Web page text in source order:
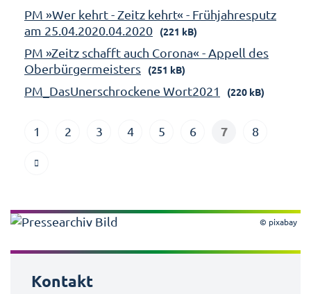
PM »Wer kehrt - Zeitz kehrt« - Frühjahresputz
am 25.04.2020.04.2020
(221 kB)
PM »Zeitz schafft auch Corona« - Appell des
Oberbürgermeisters
(251 kB)
PM_DasUnerschrockene Wort2021 (220 kB)
1 2 3 4 5 6 7 8
© pixabay
Kontakt